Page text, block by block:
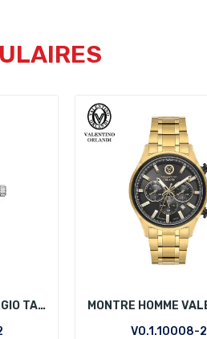
MONTRE HOMME SERGIO TACCHINI ST.3.10005-2
VO.1.10008-2